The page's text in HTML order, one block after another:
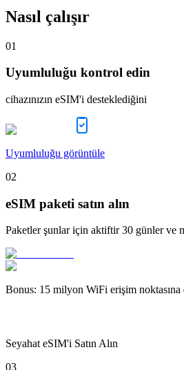
Nasıl çalışır
01
Uyumluluğu kontrol edin
cihazınızın eSIM'i desteklediğini
Uyumluluğu görüntüle
02
eSIM paketi satın alın
Paketler şunlar için aktiftir 30 günler ve
Bonus: 15 milyon WiFi erişim noktasına
Seyahat eSIM'i Satın Alın
03